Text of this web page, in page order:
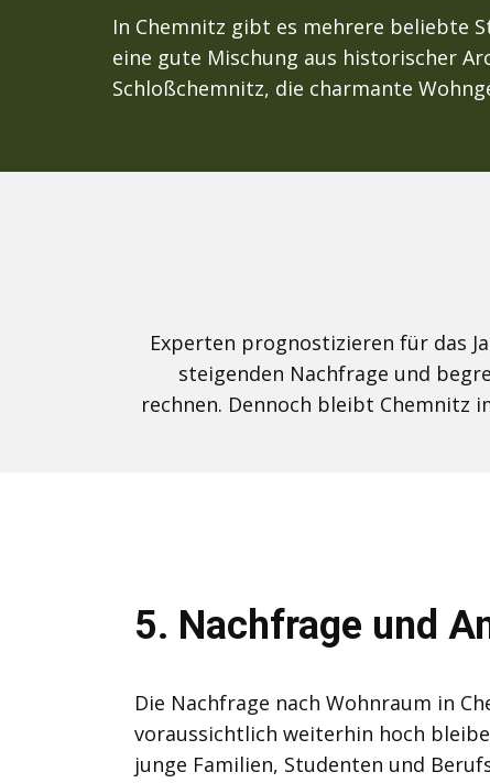
In Chemnitz gibt es mehrere beliebte
eine gute Mischung aus historischer
Schloßchemnitz, die charmante
Experten prognostizieren für das
steigenden Nachfrage und
rechnen. Dennoch bleibt Chemnitz
5. Nachfrage und
Die Nachfrage nach Wohnraum in
voraussichtlich weiterhin hoch
junge Familien, Studenten und